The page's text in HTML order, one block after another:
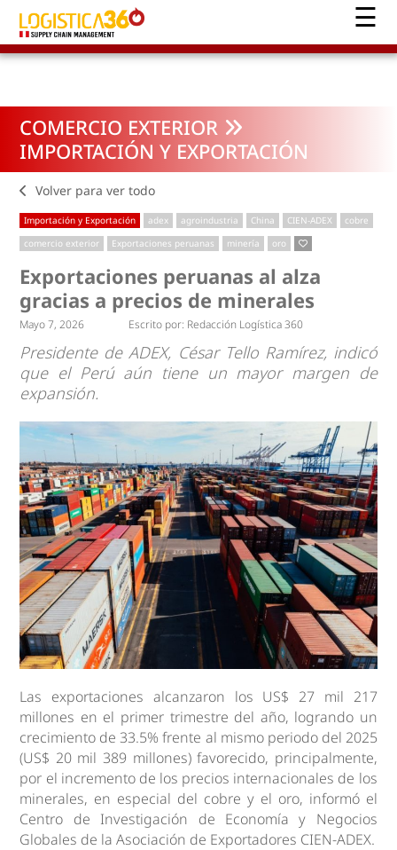
COMERCIO EXTERIOR
IMPORTACIÓN Y EXPORTACIÓN
Volver para ver todo
Importación y Exportación adex agroindustria China CIEN-ADEX
cobre
comercio exterior
Exportaciones peruanas minería oro
Exportaciones peruanas al alza
gracias a precios de minerales
Mayo 7, 2026 Escrito por: Redacción Logística 360
Presidente de ADEX, César Tello Ramírez, indicó
que el Perú aún tiene un mayor margen de
expansión.
Las exportaciones alcanzaron los US$ 27 mil 217
millones en el primer trimestre del año, logrando un
crecimiento de 33.5% frente al mismo periodo del 2025
(US$ 20 mil 389 millones) favorecido, principalmente,
por el incremento de los precios internacionales de los
minerales, en especial del cobre y el oro, informó el
Centro de Investigación de Economía y Negocios
Globales de la Asociación de Exportadores CIEN-ADEX.